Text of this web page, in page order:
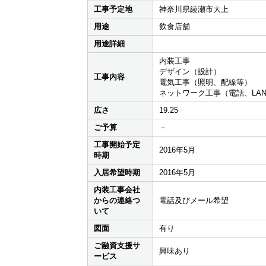
工事予定地
神奈川県綾瀬市大上
用途
飲食店舗
用途詳細
工事内容
内装工事
デザイン（設計）
電気工事（照明、配線等）
ネットワーク工事（電話、
広さ
19.25
ご予算
－
工事開始予定
時期
2016年5月
入居希望時期
2016年5月
内装工事会社
からの連絡つ
いて
電話及びメール希望
図面
有り
ご融資支援サ
ービス
興味あり